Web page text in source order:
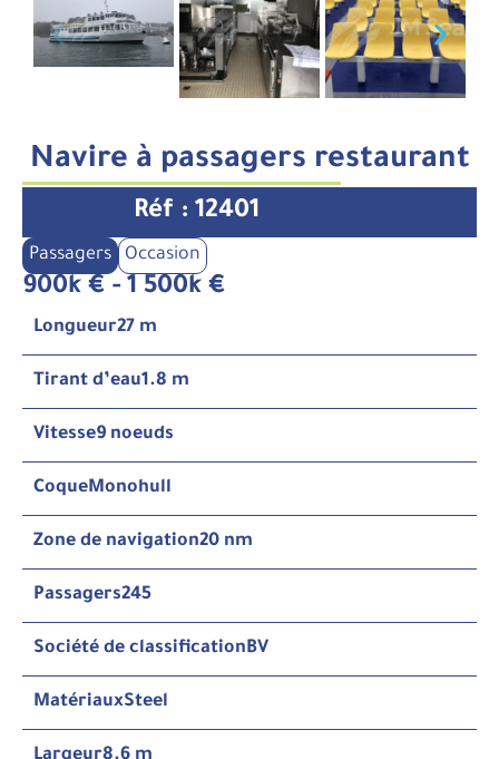
Navire à passagers restaurant
Réf : 12401
Passagers Occasion
900k € - 1 500k €
Longueur27 m
Tirant d’eau1.8 m
Vitesse9 noeuds
CoqueMonohull
Zone de navigation20 nm
Passagers245
Société de classificationBV
MatériauxSteel